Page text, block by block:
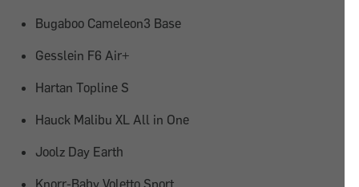
Bugaboo Cameleon3 Base
Gesslein F6 Air+
Hartan Topline S
Hauck Malibu XL All in One
Joolz Day Earth
Knorr-Baby Voletto Sport